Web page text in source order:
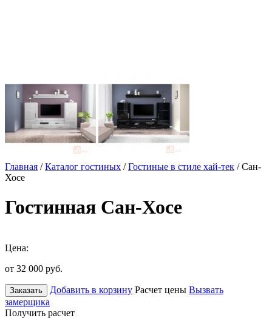
Главная /Каталог гостиных /Гостиные в стиле хай-тек / Сан-
Хосе
Гостинная Сан-Хосе
Цена:
от 32 000 руб.
Заказать Добавить в корзину Расчет цены Вызвать
замерщика
Получить расчет